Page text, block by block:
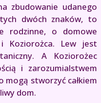
zbudowanie udanego
dwóch znaków, to
rodzinne, o domowe
Koziorożca. Lew jest
A Koziorożec
i zarozumialstwem
mogą stworzyć całkiem
dom.